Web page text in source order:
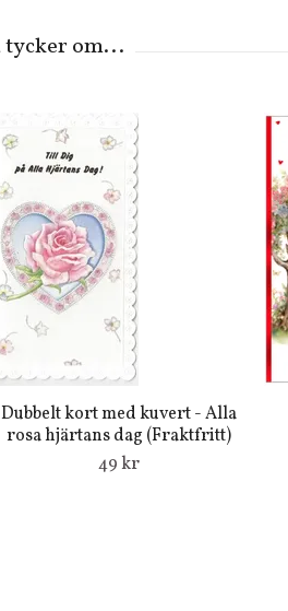
Dubbelt kort med kuvert - Alla
rosa hjärtans dag (Fraktfritt)
49 kr